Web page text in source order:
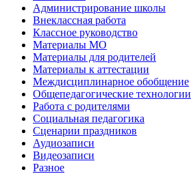
Администрирование школы
Внеклассная работа
Классное руководство
Материалы МО
Материалы для родителей
Материалы к аттестации
Междисциплинарное обобщение
Общепедагогические технологии
Работа с родителями
Социальная педагогика
Сценарии праздников
Аудиозаписи
Видеозаписи
Разное